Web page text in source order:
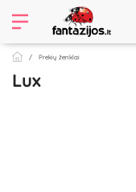
Prekių ženklai
Lux